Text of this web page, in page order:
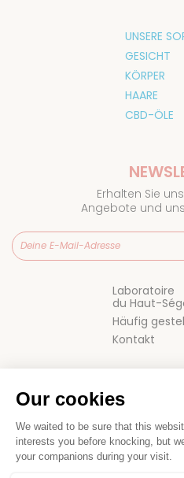
UNSERE
GESICHT
KÖRPER
HAARE
CBD-ÖLE
Laboratoire
du Haut-
Häufig
Kontakt
Erhalten Sie
Angebote und
Our cookies
We waited to be sure that this
interests you before knocking, but
your companions during your visit.